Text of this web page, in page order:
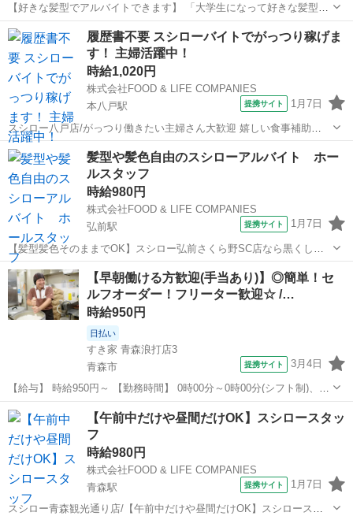
【好きな髪型でアルバイトできます】 「大学生になって好きな髪型に
できた」 「少し派手目の今の髪色はお気に入り」 「髪型や髪色くらい
自由にしたい」 その思いのまま応募して下さい 【あなたにホールをお
任せします】 ■お客さまの...
青森 青森市 筒井駅
履歴書不要 スシローバイトでがっつり稼げま
す！ 主婦活躍中！
時給1,020円
株式会社FOOD & LIFE COMPANIES
本八戸駅
提携サイト 1月7日
スシロー八戸店/がっつり働きたい主婦さん大歓迎 嬉しい食事補助
（30％OFF）/給与前払い制度あり 仕事内容は手順が明確で簡単なの
で、未経験の方でも安心して対応できる内容です♪ 1日3時間からOK！
ご自身の生活スタイルに...
青森 本八戸駅 レストラン
髪型や髪色自由のスシローアルバイト ホー
ルスタッフ
時給980円
株式会社FOOD & LIFE COMPANIES
弘前駅
提携サイト 1月7日
【髪型髪色そのままでOK】スシロー弘前さくら野SC店なら黒くしろ
とか言いません！/ホールスタッフ/給与前払い制度あり 【バイトの為
の黒染めは不要】 せっかく気に入っている髪型に せっかくキレイな髪
色にしたのなら そのままアル...
青森 弘前駅 レストラン
【早朝働ける方歓迎(手当あり)】◎簡単！セ
ルフオーダー！フリーター歓迎☆ /…
時給950円
日払い
すき家 青森浪打店3
青森市
提携サイト 3月4日
【給与】 時給950円～ 【勤務時間】 0時00分～0時00分(シフト制)、1
日2時間 週2日 から応相談 【お仕事内容】 【仕事内容】 ◆すき家スタ
ッフ募集◆ 【お仕事内容】 ◎接客 ◎調理 ◎販売 ◎金銭管理 ◎清...
青森 レストラン
【午前中だけや昼間だけOK】スシロースタッ
フ
時給980円
株式会社FOOD & LIFE COMPANIES
青森駅
提携サイト 1月7日
スシロー青森観光通り店/【午前中だけや昼間だけOK】スシロースタ